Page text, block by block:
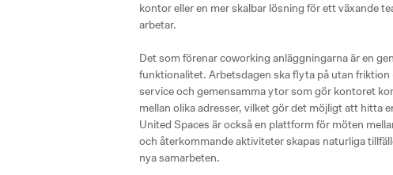
kontor eller en mer skalbar lösning för ett växande
arbetar.
Det som förenar coworking anläggningarna är en
funktionalitet. Arbetsdagen ska flyta på utan
service och gemensamma ytor som gör kontoret
mellan olika adresser, vilket gör det möjligt att hitta
United Spaces är också en plattform för möten
och återkommande aktiviteter skapas naturliga
nya samarbeten.